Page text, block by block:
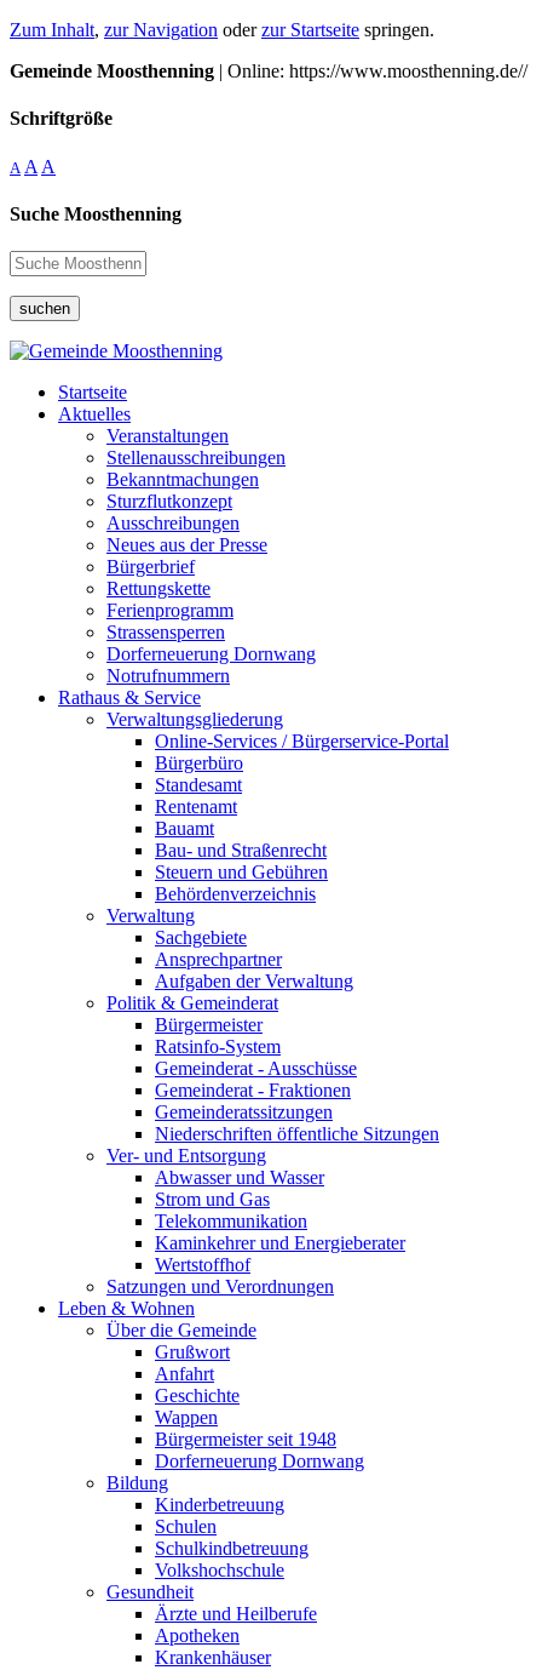
Zum Inhalt, zur Navigation oderzur Startseite springen.
Gemeinde Moosthenning | Online: https://www.moosthenning.de//
Schriftgröße
A A A
Suche Moosthenning
suchen
Startseite
Aktuelles
Veranstaltungen
Stellenausschreibungen
Bekanntmachungen
Sturzflutkonzept
Ausschreibungen
Neues aus der Presse
Bürgerbrief
Rettungskette
Ferienprogramm
Strassensperren
Dorferneuerung Dornwang
Notrufnummern
Rathaus & Service
Verwaltungsgliederung
Online-Services / Bürgerservice-Portal
Bürgerbüro
Standesamt
Rentenamt
Bauamt
Bau- und Straßenrecht
Steuern und Gebühren
Behördenverzeichnis
Verwaltung
Sachgebiete
Ansprechpartner
Aufgaben der Verwaltung
Politik & Gemeinderat
Bürgermeister
Ratsinfo-System
Gemeinderat - Ausschüsse
Gemeinderat - Fraktionen
Gemeinderatssitzungen
Niederschriften öffentliche Sitzungen
Ver- und Entsorgung
Abwasser und Wasser
Strom und Gas
Telekommunikation
Kaminkehrer und Energieberater
Wertstoffhof
Satzungen und Verordnungen
Leben & Wohnen
Über die Gemeinde
Grußwort
Anfahrt
Geschichte
Wappen
Bürgermeister seit 1948
Dorferneuerung Dornwang
Bildung
Kinderbetreuung
Schulen
Schulkindbetreuung
Volkshochschule
Gesundheit
Ärzte und Heilberufe
Apotheken
Krankenhäuser